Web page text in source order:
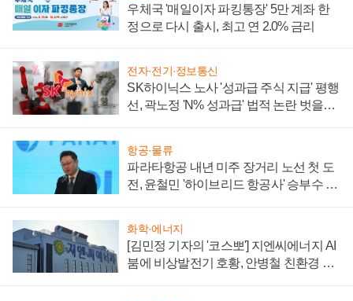
우체국 '매일이자 파킹통장' 5만 계좌 한
정으로 다시 출시, 최고 연 2.0% 금리
전자·전기·정보통신
SK하이닉스 노사 '성과급 주식 지급' 평행
선, 곽노정 'N% 성과급' 법적 논란 벗을지
항공·물류
파라타항공 내년 미주 장거리 노선 첫 도
전, 윤철민 '하이브리드 항공사' 승부수 통
화학·에너지
[김민정 기자의 '코스뽀'] 지엔씨에너지 AI
붐에 비상발전기 호황, 안병철 친환경 에